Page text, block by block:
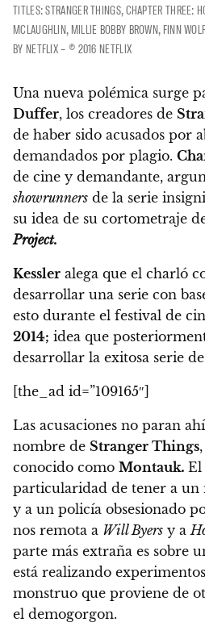
TITLES: STRANGER THINGS, CHAPTER THREE:
MCLAUGHLIN, MILLIE BOBBY BROWN, FINN
BY NETFLIX – © 2016 NETFLIX
Una nueva polémica surge
Duffer, los creadores de
de haber sido acusados por
demandados por plagio.
de cine y demandante,
showrunners de la serie
su idea de su cortometraje
Project.
Kessler alega que el charló
desarrollar una serie con
esto durante el festival de
2014; idea que
desarrollar la exitosa serie de
[the_ad id=”109165″]
Las acusaciones no paran
nombre de Stranger Things
conocido como Montauk. El
particularidad de tener a un
y a un policía obsesionado
nos remota a Will Byers y a
parte más extraña es sobre
está realizando
monstruo que proviene de
el demogorgon.